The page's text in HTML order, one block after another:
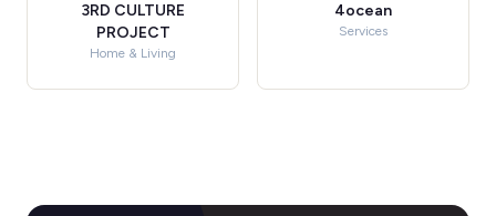
3RD CULTURE
PROJECT
Home & Living
4ocean
Services